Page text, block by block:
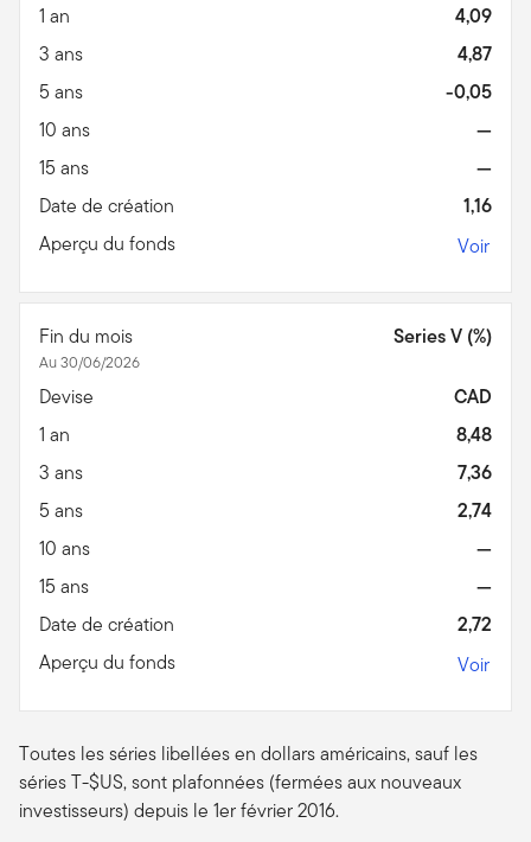
1 an
4,09
3 ans
4,87
5 ans
-0,05
10 ans
—
15 ans
—
Date de création
1,16
Aperçu du fonds
Voir
Fin du mois
Au 30/06/2026
Series V (%)
Devise
CAD
1 an
8,48
3 ans
7,36
5 ans
2,74
10 ans
—
15 ans
—
Date de création
2,72
Aperçu du fonds
Voir
Toutes les séries libellées en dollars américains, sauf les
séries T-$US, sont plafonnées (fermées aux nouveaux
investisseurs) depuis le 1er février 2016.